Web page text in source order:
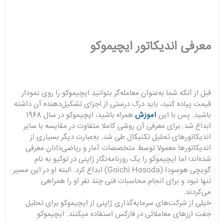
معرفی اندیکاتور ایچیموکو
قبل از آنکه شما به‌عنوان معامله‌گر بتوانید ایچیموکو را روی نمودار
قیمت پیاده کنید، باید درک درستی از اجزای تشکیل‌دهنده آن داشته
باشید. پس با اینآموزش
همراه باشید، ایچیموکو در سال 1968
ابداع شد. برای معرفی آن روشی کاملا متفاوت در مقایسه با سایر
اندیکاتورهای تحلیل تکنیکال طی شد. به‌عبارت دیگر بسیاری از
اندیکاتورها معمولا توسط متخصصات آمار و ریاضی‌دانان معرفی
شده‌اند؛ اما ایچیموکو را یک روزنامه‌نگار ژاپنی در توکیو به نام
گویچی هوسودا (Goichi Hosoda) ابداع کرد. البته او در این مسیر
تنها نبود و برای انجام محاسبات فنی چند نفر او را همراهی
می‌کردند.
خیلی از شرکت‌های سرمایه‌گذاری ژاپنی از ایچیموکو برای تحلیل
جفت ارزهای معاملاتی در فارکس استفاده میکنند. ایچیموکو